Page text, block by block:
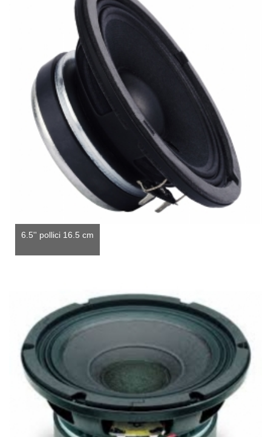
6.5'' pollici 16.5 cm